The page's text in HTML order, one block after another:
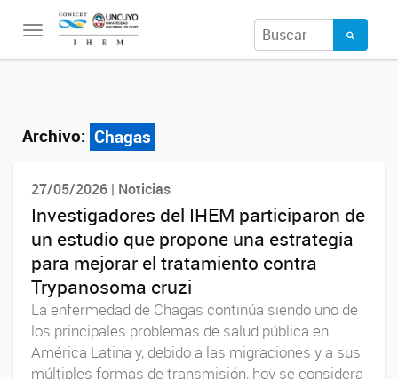
Toggle
Archivo: Chagas
27/05/2026 | Noticias
Investigadores del IHEM participaron de
un estudio que propone una estrategia
para mejorar el tratamiento contra
Trypanosoma cruzi
La enfermedad de Chagas continúa siendo uno de
los principales problemas de salud pública en
América Latina y, debido a las migraciones y a sus
múltiples formas de transmisión, hoy se considera